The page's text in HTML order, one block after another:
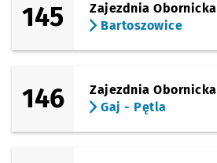
145
Zajezdnia Obornicka
Bartoszowice
146
Zajezdnia Obornicka
Gaj - Pętla